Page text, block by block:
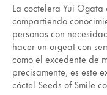
La coctelera Yui
compartiendo
personas con
hacer un orgeat con
como el excedente de
precisamente, es este
cóctel Seeds of Smile